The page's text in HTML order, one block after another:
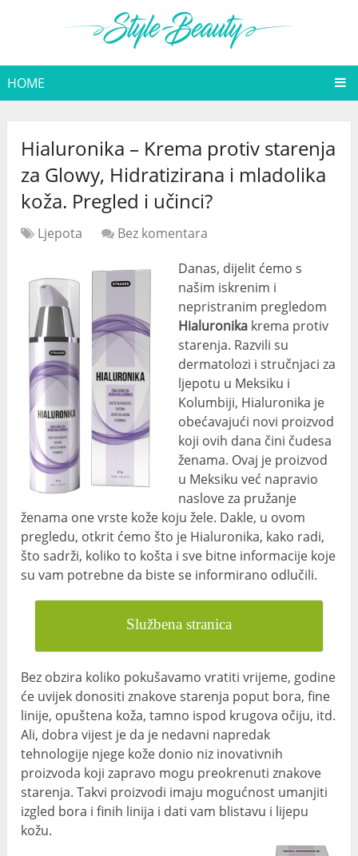
HOME
Hialuronika – Krema protiv starenja
za Glowy, Hidratizirana i mladolika
koža. Pregled i učinci?
Ljepota
Bez komentara
Danas, dijelit ćemo s
našim iskrenim i
nepristranim pregledom
Hialuronika krema protiv
starenja. Razvili su
dermatolozi i stručnjaci za
ljepotu u Meksiku i
Kolumbiji, Hialuronika je
obećavajući novi proizvod
koji ovih dana čini čudesa
ženama. Ovaj je proizvod
u Meksiku već napravio
naslove za pružanje
ženama one vrste kože koju žele. Dakle, u ovom
pregledu, otkrit ćemo što je Hialuronika, kako radi,
što sadrži, koliko to košta i sve bitne informacije koje
su vam potrebne da biste se informirano odlučili.
Službena stranica
Bez obzira koliko pokušavamo vratiti vrijeme, godine
će uvijek donositi znakove starenja poput bora, fine
linije, opuštena koža, tamno ispod krugova očiju, itd.
Ali, dobra vijest je da je nedavni napredak
tehnologije njege kože donio niz inovativnih
proizvoda koji zapravo mogu preokrenuti znakove
starenja. Takvi proizvodi imaju mogućnost umanjiti
izgled bora i finih linija i dati vam blistavu i lijepu
kožu.